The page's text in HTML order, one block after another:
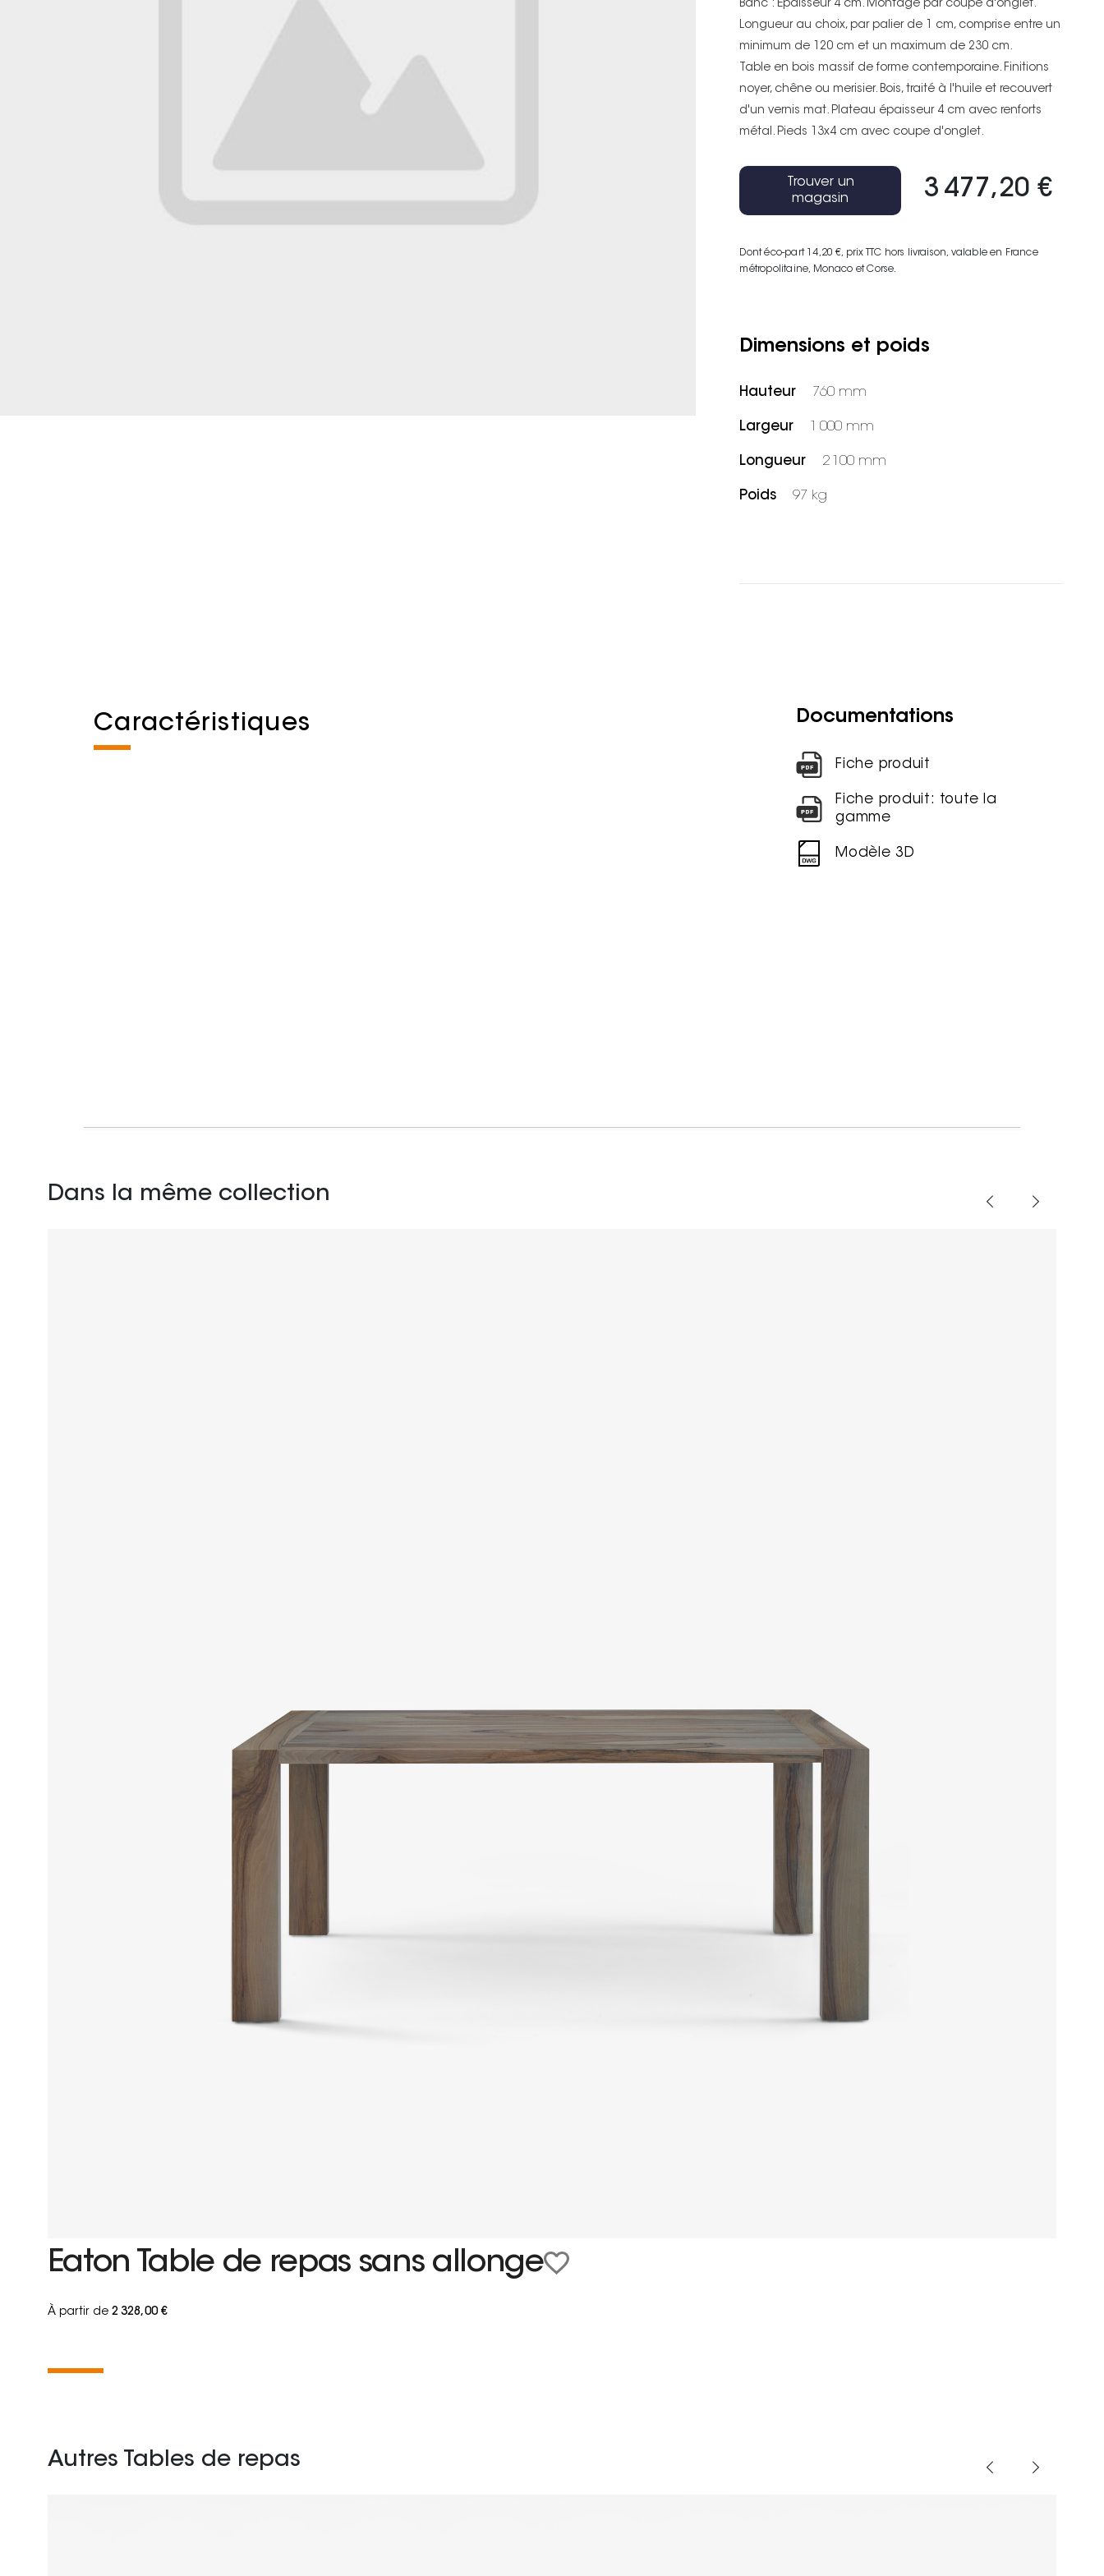
Banc : Epaisseur 4 cm. Montage par coupe d'onglet.
Longueur au choix, par palier de 1 cm, comprise entre un
minimum de 120 cm et un maximum de 230 cm.
Table en bois massif de forme contemporaine. Finitions
noyer, chêne ou merisier. Bois, traité à l'huile et recouvert
d'un vernis mat. Plateau épaisseur 4 cm avec renforts
métal. Pieds 13x4 cm avec coupe d'onglet.
3 477,20 €
Dont éco-part 14,20 €, prix TTC hors livraison, valable en France
métropolitaine, Monaco et Corse.
Trouver un
magasin
Dimensions et poids
Hauteur 760 mm
Largeur 1 000 mm
Longueur 2 100 mm
Poids 97 kg
Caractéristiques Documentations
Fiche produit
Fiche produit: toute la
gamme
Modèle 3D
Dans la même collection
Eaton Table de repas sans allonge
À partir de2 328,00 €
Autres Tables de repas